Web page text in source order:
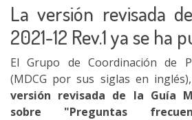
La versión revisada
2021-12 Rev.1 ya se ha
El Grupo de Coordinación de
(MDCG por sus siglas en
versión revisada de la Guía
sobre "Preguntas